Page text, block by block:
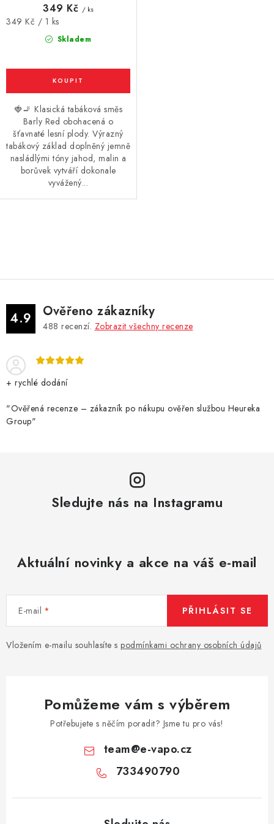
Vše o nákupu Jak reklamovat či vrátit zboží
Prodejny
Skladem
349 Kč / ks
Měrná
349 Kč / 1 ks
🍓🚬 Klasická tabáková směs
Barly Red obohacená o
šťavnaté lesní plody. Výrazný
tabákový základ doplněný jemně
nasládlými tóny jahod, malin a
borůvek vytváří dokonale
vyvážený...
á
d
a
c
p
r
k
y
4.9 Ověřeno zákazníky
488 recenzí. Zobrazit všechny recenze
+ rychlé dodání
"Ověřená recenze – zákazník po nákupu ověřen službou Heureka
Group"
Sledujte nás na Instagramu
Aktuální novinky a akce na váš e-mail
E-mail
Vložením e-mailu souhlasíte s podmínkami ochrany osobních údajů
PŘIHLÁSIT SE
Pomůžeme vám s výběrem
Potřebujete s něčím poradit? Jsme tu pro vás!
team@e-vapo.cz
733490790